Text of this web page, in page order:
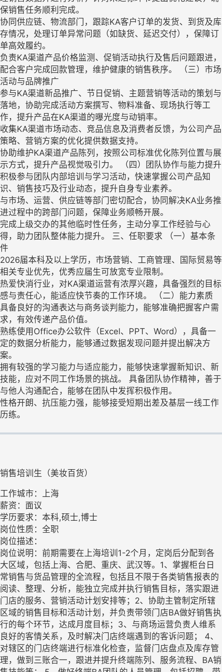
保销售任务顺利完成。
协同供应链、物流部门，跟踪KA客户订单的发货、到货及库
存情况，处理订单异常问题（如缺货、延迟交付），保障订
单高效履约。
负责KA渠道产品价格监测、促销活动执行及售后问题跟进，
配合客户完成回款管理，维护健康的销售秩序。 （三）市场
活动与品牌推广
参与KA渠道新品推广、节日促销、主题营销等活动的策划与
落地，协助完成活动方案撰写、物料准备、现场执行等工
作，提升产品在KA渠道的曝光度与动销率。
收集KA渠道市场动态、竞品信息及消费者反馈，为公司产品
策略、营销方案的优化提供数据支持。
协助维护KA渠道产品陈列，按照公司标准优化陈列位置与展
示方式，提升产品视觉吸引力。 （四）团队协作与能力提升
积极参与团队内部培训与学习活动，快速掌握公司产品知
识、销售技巧及行业动态，提升自身专业素养。
与市场、运营、供应链等部门密切配合，协同解决KA业务推
进过程中的跨部门问题，保障业务顺畅开展。
完成上级交办的其他临时性任务，主动分享工作经验与心
得，助力团队整体能力提升。 三、任职要求 （一）基本条
件
2026届本科及以上学历，市场营销、工商管理、国际贸易等
相关专业优先，优秀应届生可放宽专业限制。
热爱快消行业，对KA渠道运营有浓厚兴趣，具备强烈的目标
感与责任心，能适应快节奏的工作环境。 （二）能力素质
具备良好的沟通表达与商务谈判能力，能够准确把握客户需
求，有效传递产品价值。
熟练使用Office办公软件（Excel、PPT、Word），具备一
定的数据分析能力，能够通过数据发现问题并提出解决方
案。
拥有较强的学习能力与适应能力，能够快速掌握新知识、新
技能，应对不同工作场景的挑战。 具备团队协作精神，善于
与他人沟通配合，能够在团队中发挥积极作用。
性格开朗、抗压能力强，能够接受短期出差及基层一线工作
历练。
销售培训生（美妆百货）
工作城市：上海
薪资：面议
学历要求：本科,硕士,博士
岗位性质：全职
岗位描述：
岗位说明：前期需要在上海培训1-2个月，定岗后分配到各
大区域，包括上海、合肥、重庆、武汉等。1、掌握柜台日
常销售与货品管理的全流程，包括且不限于各类销售报表的
阅读、整理、分析，能独立完成并执行销售目标，落实跟进
门店的服务、营销活动计划安排等；2、协助主管制定所辖
区域的销售目标和活动计划，并负责带领门店BA做好销售执
行的每个环节，达成月度目标；3、与商场运营负责人维系
良好的客情关系，及时解决门店终端遇到的客诉问题； 4、
对辖区的门店终端进行标准化检查，监督门店盘点及库存管
理，做到三账合一，跟进并提升终端陈列、服务流程、BA销